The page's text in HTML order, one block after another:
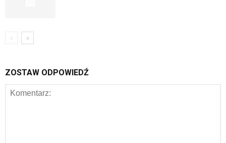
ZOSTAW ODPOWIEDŹ